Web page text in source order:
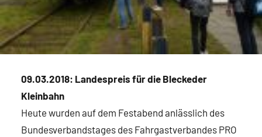
09.03.2018: Landespreis für die Bleckeder
Kleinbahn
Heute wurden auf dem Festabend anlässlich des
Bundesverbandstages des Fahrgastverbandes PRO